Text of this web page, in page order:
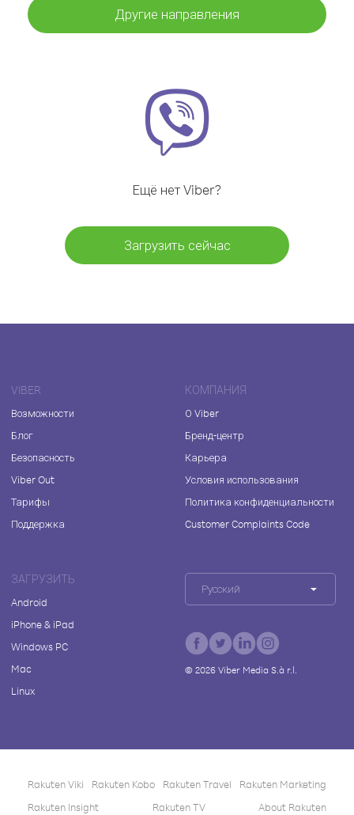
Другие направления
Ещё нет Viber?
Загрузить сейчас
VIBER
Возможности
Блог
Безопасность
Viber Out
Тарифы
Поддержка
КОМПАНИЯ
О Viber
Бренд-центр
Карьера
Условия использования
Политика конфиденциальности
Customer Complaints Code
ЗАГРУЗИТЬ
Android
iPhone & iPad
Windows PC
Mac
Linux
Русский
© 2026Viber Media S.à r.l.
Rakuten Viki Rakuten Kobo Rakuten Travel
Rakuten Marketing
Rakuten Insight
Rakuten TV About Rakuten